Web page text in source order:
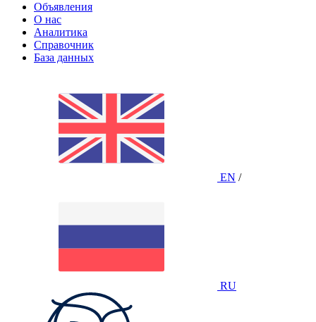
Объявления
О нас
Аналитика
Справочник
База данных
EN /
RU